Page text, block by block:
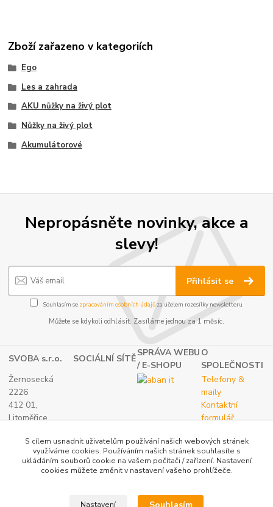
Zboží zařazeno v kategoriích
Ego
Les a zahrada
AKU nůžky na živý plot
Nůžky na živý plot
Akumulátorové
Nepropásněte novinky, akce a
slevy!
Přihlásit se
Souhlasím se zpracováním osobních údajůza účelem rozesílky newsletteru.
Můžete se kdykoli odhlásit. Zasíláme jednou za 1 měsíc.
SVOBA s.r.o. SOCIÁLNÍ SÍTĚ
SPRÁVA WEBU
/ E-SHOPU
O
SPOLEČNOSTI
Žernosecká
2226
412 01,
Litoměřice
(+420) 416 733
IČ: 27265382
Telefony &
maily
Kontaktní
formulář
S cílem usnadnit uživatelům používání našich webových stránek
využíváme cookies. Používáním našich stránek souhlasíte s
ukládáním souborů cookie na vašem počítači / zařízení. Nastavení
cookies můžete změnit v nastavení vašeho prohlížeče.
Nastavení